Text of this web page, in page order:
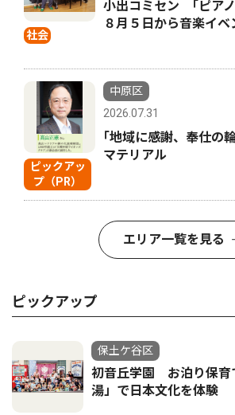
社会
小出コミセン ｢ピア
８月５日から音楽イベ
ピックアッ
プ（PR）
中原区
2026.07.31
｢地域に感謝、奉仕の
マテリアル
エリア一覧を見る
ピックアップ
保土ケ谷区
初音丘学園 お泊り保
湯」で日本文化を体験